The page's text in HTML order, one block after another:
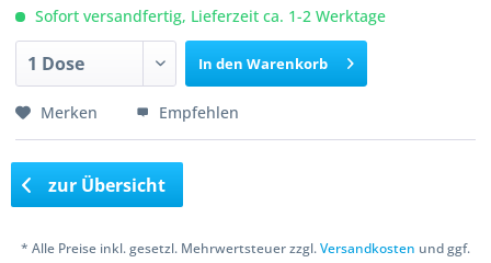
Sofort versandfertig, Lieferzeit ca. 1-2 Werktage
In den Warenkorb
Merken Empfehlen
zur Übersicht
* Alle Preise inkl. gesetzl. Mehrwertsteuer zzgl.Versandkosten und ggf.